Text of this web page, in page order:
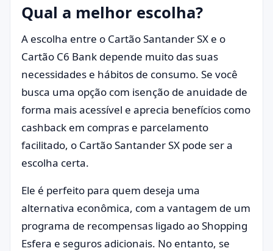
Qual a melhor escolha?
A escolha entre o Cartão Santander SX e o
Cartão C6 Bank depende muito das suas
necessidades e hábitos de consumo. Se você
busca uma opção com isenção de anuidade de
forma mais acessível e aprecia benefícios como
cashback em compras e parcelamento
facilitado, o Cartão Santander SX pode ser a
escolha certa.
Ele é perfeito para quem deseja uma
alternativa econômica, com a vantagem de um
programa de recompensas ligado ao Shopping
Esfera e seguros adicionais. No entanto, se